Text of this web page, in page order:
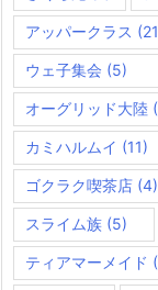
アッパークラス
ウェ子集会 (5)
オーグリッド大陸
カミハルムイ (11)
ゴクラク喫茶店 (4)
スライム族 (5)
ティアマーメイド